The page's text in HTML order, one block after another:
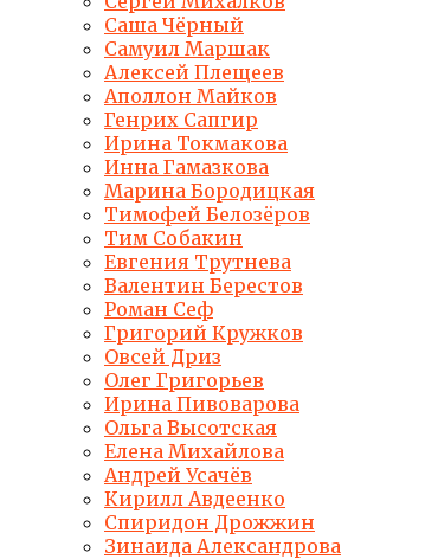
Саша Чёрный
Самуил Маршак
Алексей Плещеев
Аполлон Майков
Генрих Сапгир
Ирина Токмакова
Инна Гамазкова
Марина Бородицкая
Тимофей Белозёров
Тим Собакин
Евгения Трутнева
Валентин Берестов
Роман Сеф
Григорий Кружков
Овсей Дриз
Олег Григорьев
Ирина Пивоварова
Ольга Высотская
Елена Михайлова
Андрей Усачёв
Кирилл Авдеенко
Спиридон Дрожжин
Зинаида Александрова